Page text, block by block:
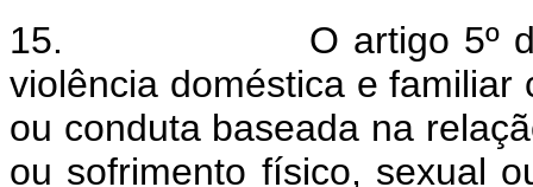
15.
O artigo 5º
violência doméstica e
ou conduta baseada na
ou sofrimento físico, sexual